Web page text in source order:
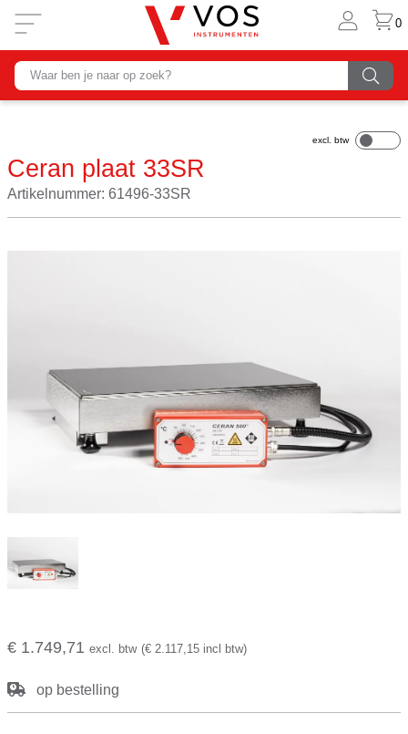
0
Ceran plaat 33SR
Artikelnummer: 61496-33SR
€ 1.749,71 excl. btw (€ 2.117,15 incl btw)
op bestelling